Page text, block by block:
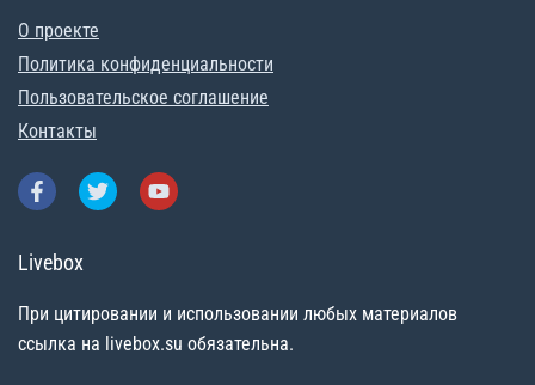
О проекте
Политика конфиденциальности
Пользовательское соглашение
Контакты
Livebox
При цитировании и использовании любых материалов
ссылка на livebox.su обязательна.